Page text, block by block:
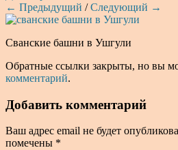
← Предыдущий /Следующий →
Сванские башни в Ушгули
Обратные ссылки закрыты, но вы
комментарий.
Добавить комментарий
Ваш адрес email не будет
помечены *